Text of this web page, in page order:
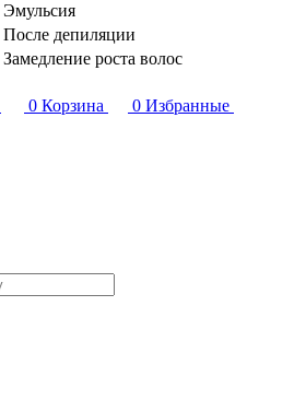
Эмульсия
После депиляции
Замедление роста волос
0 Корзина 0 Избранные